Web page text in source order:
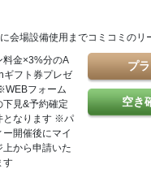
会場設備使用までコミコミのリ
料金×3%分のA
ギフト券プレゼ
フォーム
下見&予約確定
となります ※パ
ー開催後にマイ
上から申請いた
す
プ
空き